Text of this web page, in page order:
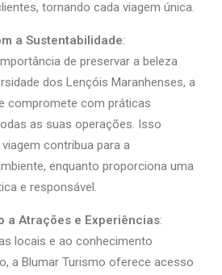
tornando cada viagem única.
a Sustentabilidade:
de preservar a beleza
dos Lençóis Maranhenses, a
compromete com práticas
as suas operações. Isso
contribua para a
enquanto proporciona uma
e responsável.
a Atrações e Experiências:
locais e ao conhecimento
a Blumar Turismo oferece acesso